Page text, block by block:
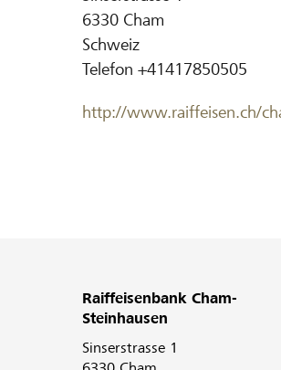
6330 Cham
Schweiz
Telefon +41417850505
http://www.raiffeisen.ch/
Raiffeisenbank Cham-
Steinhausen
Sinserstrasse 1